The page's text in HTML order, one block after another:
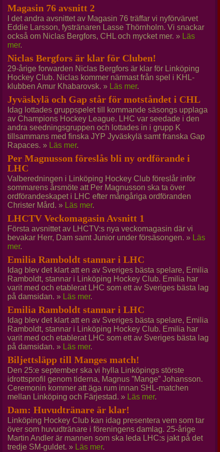
Magasin 76 avsnitt 2
I det andra avsnittet av Magasin 76 träffar vi nyförvärvet
Eddie Larsson, fystränaren Lasse Thörnholm. Vi snackar
också om Niclas Bergfors, CHL och mycket mer. » Läs
mer.
Niclas Bergfors är klar för Cluben!
29-årige forwarden Niclas Bergfors är klar för Linköping
Hockey Club. Niclas kommer närmast från spel i KHL-
klubben Amur Khabarovsk. » Läs mer.
Jyväskylä och Gap står för motståndet i CHL
Idag lottades gruppspelet till kommande säsongs upplaga
av Champions Hockey League. LHC var seedade i den
andra seedningsgruppen och lottades in i grupp K
tillsammans med finska JYP Jyväskylä samt franska Gap
Rapaces. » Läs mer.
Per Magnusson föreslås bli ny ordförande i
LHC
Valberedningen i Linköping Hockey Club föreslår inför
sommarens årsmöte att Per Magnusson ska ta över
ordförandeskapet i LHC efter mångåriga ordföranden
Christer Mård. » Läs mer.
LHCTV Veckomagasin Avsnitt 1
Första avsnittet av LHCTV:s nya veckomagasin där vi
bevakar Herr, Dam samt Junior under försäsongen. » Läs
mer.
Emilia Ramboldt stannar i LHC
Idag blev det klart att en av Sveriges bästa spelare, Emilia
Ramboldt, stannar i Linköping Hockey Club. Emilia har
varit med och etablerat LHC som ett av Sveriges bästa lag
på damsidan. » Läs mer.
Emilia Ramboldt stannar i LHC
Idag blev det klart att en av Sveriges bästa spelare, Emilia
Ramboldt, stannar i Linköping Hockey Club. Emilia har
varit med och etablerat LHC som ett av Sveriges bästa lag
på damsidan. » Läs mer.
Biljettsläpp till Manges match!
Den 25:e september ska vi hylla Linköpings störste
idrottsprofil genom tiderna, Magnus ”Mange” Johansson.
Ceremonin kommer att äga rum innan SHL-matchen
mellan Linköping och Färjestad. » Läs mer.
Dam: Huvudtränare är klar!
Linköping Hockey Club kan idag presentera vem som tar
över som huvudtränare i föreningens damlag. 25-årige
Martin Andler är mannen som ska leda LHC:s jakt på det
tredje SM-guldet. » Läs mer.